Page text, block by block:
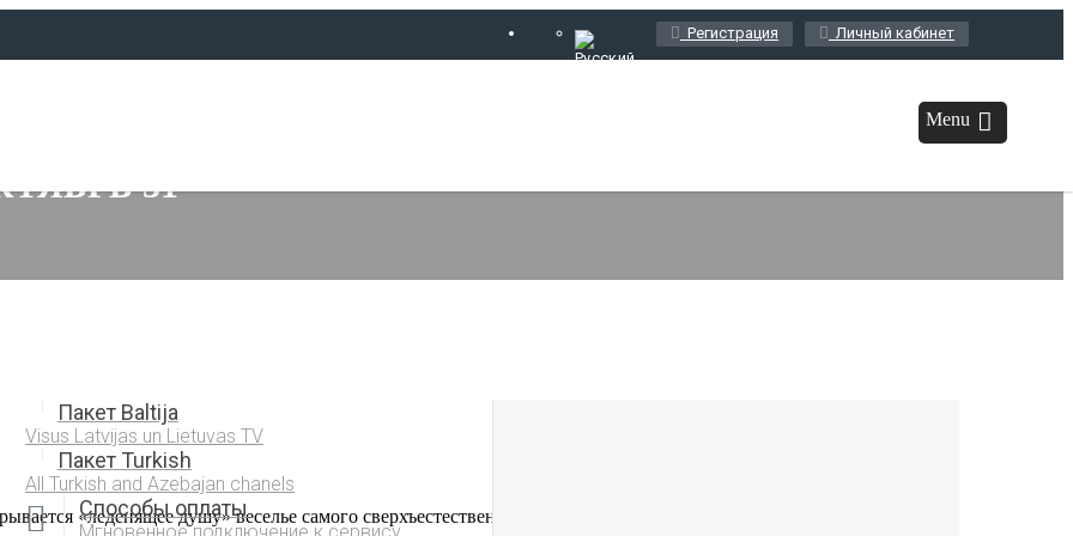
Личный кабинет
Регистрация
Menu
Пакет Baltija
Visus Latvijas un Lietuvas TV
Пакет Turkish
All Turkish and Azebajan chanels
Способы оплаты
31
«леденящее душу» веселье самого сверхъестественного праздника года.